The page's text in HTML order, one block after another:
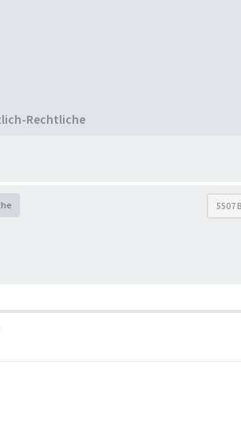
Rechtliche
5507